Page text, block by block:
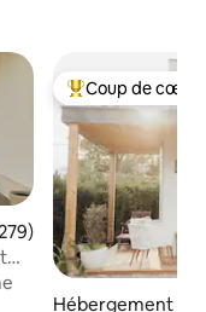
moyenne sur la
Coups de cœur
Coup de cœur
Hébergement ⋅